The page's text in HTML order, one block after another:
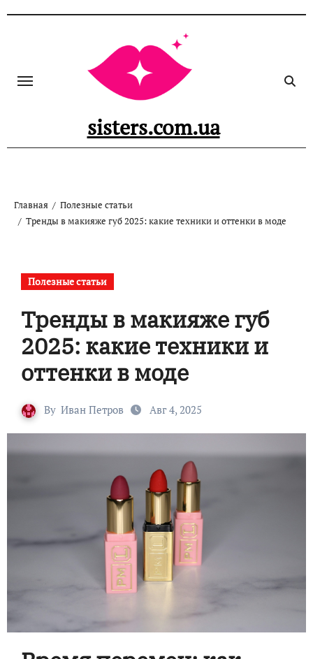
sisters.com.ua
Главная
Полезные статьи
Тренды в макияже губ 2025: какие техники и оттенки в моде
Полезные статьи
Тренды в макияже губ
2025: какие техники и
оттенки в моде
By Иван Петров Авг 4, 2025